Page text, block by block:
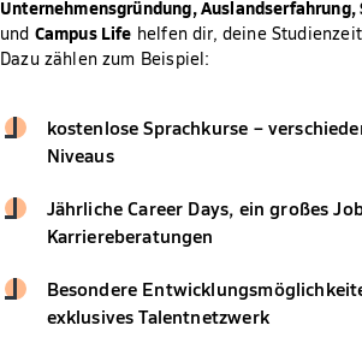
Unternehmensgründung,
und Campus Life helfen dir, deine
Dazu zählen zum Beispiel:
kostenlose Sprachkurse –
Niveaus
Jährliche Career Days, ein großes
Karriereberatungen
Besondere
exklusives Talentnetzwerk